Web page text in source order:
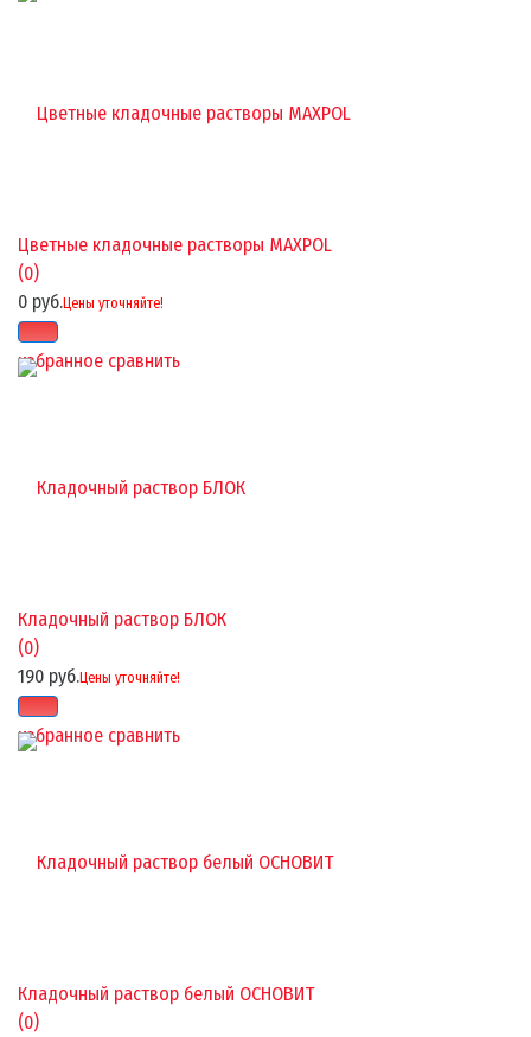
избранное сравнить
Цветные кладочные растворы MAXPOL
(0)
0 руб.Цены уточняйте!
избранное сравнить
Кладочный раствор БЛОК
(0)
190 руб.Цены уточняйте!
Кладочный раствор белый ОСНОВИТ
(0)